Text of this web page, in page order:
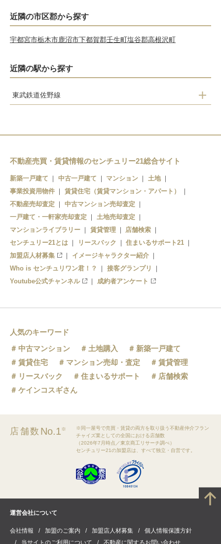
近隣の市区郡から探す
宇都宮市栃木市鹿沼市下都賀郡壬生町塩谷郡高根沢町
近隣の駅から探す
東武鉄道佐野線
多田
不動産売買・賃貸情報のセンチュリー21総合サイト
新築一戸建て 中古一戸建て マンション
土地
事業投資用物件
賃貸住宅（賃貸マンション・アパート）
不動産売却査定
中古マンション売却査定
一戸建て・一軒家売却査定
土地売却査定
マンションライブラリー
賃貸管理
店舗検索
センチュリー21とは
リースバック
住まいるサポート21
加盟店人材募集
イメージキャラクター紹介
Who is センチュリワン君！？
接客グランプリ
Youtube公式チャンネル
成約者アンケート
人気のキーワード
中古マンション
土地購入
新築一戸建て
賃貸住宅
マンション売却・査定
賃貸管理
リースバック
住まいるサポート
店舗検索
ケインコスギさん
店舗数 No.1※
※同一屋号で売買・賃貸の両方を取り扱う不動産仲介フラン
チャイズ業としての全国における店舗数
（2026年7月時点／東京商工リサーチ調べ）
センチュリー21の加盟店は、すべて独立・自営です。
運営会社について
会社情報 加盟のご案内 加盟店人材募集
個人情報保護方針
当サイトのご利用について
不動産に関するお問い合わせ